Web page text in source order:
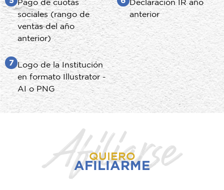
Pago de cuotas
sociales (rango de
ventas del año
anterior)
Declaración IR año
anterior
7 Logo de la Institución
en formato Illustrator -
AI o PNG
Afiliarse
QUIERO
AFILIARME